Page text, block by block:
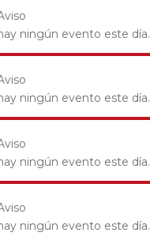
ningún evento este día.
ningún evento este día.
ningún evento este día.
ningún evento este día.